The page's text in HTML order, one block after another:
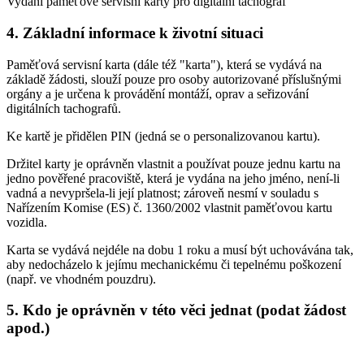
4. Základní informace k životní situaci
Paměťová servisní karta (dále též "karta"), která se vydává na
základě žádosti, slouží pouze pro osoby autorizované příslušnými
orgány a je určena k provádění montáží, oprav a seřizování
digitálních tachografů.
Ke kartě je přidělen PIN (jedná se o personalizovanou kartu).
Držitel karty je oprávněn vlastnit a používat pouze jednu kartu na
jedno pověřené pracoviště, která je vydána na jeho jméno, není-li
vadná a nevypršela-li její platnost; zároveň nesmí v souladu s
Nařízením Komise (ES) č. 1360/2002 vlastnit paměťovou kartu
vozidla.
Karta se vydává nejdéle na dobu 1 roku a musí být uchovávána tak,
aby nedocházelo k jejímu mechanickému či tepelnému poškození
(např. ve vhodném pouzdru).
5. Kdo je oprávněn v této věci jednat (podat žádost
apod.)